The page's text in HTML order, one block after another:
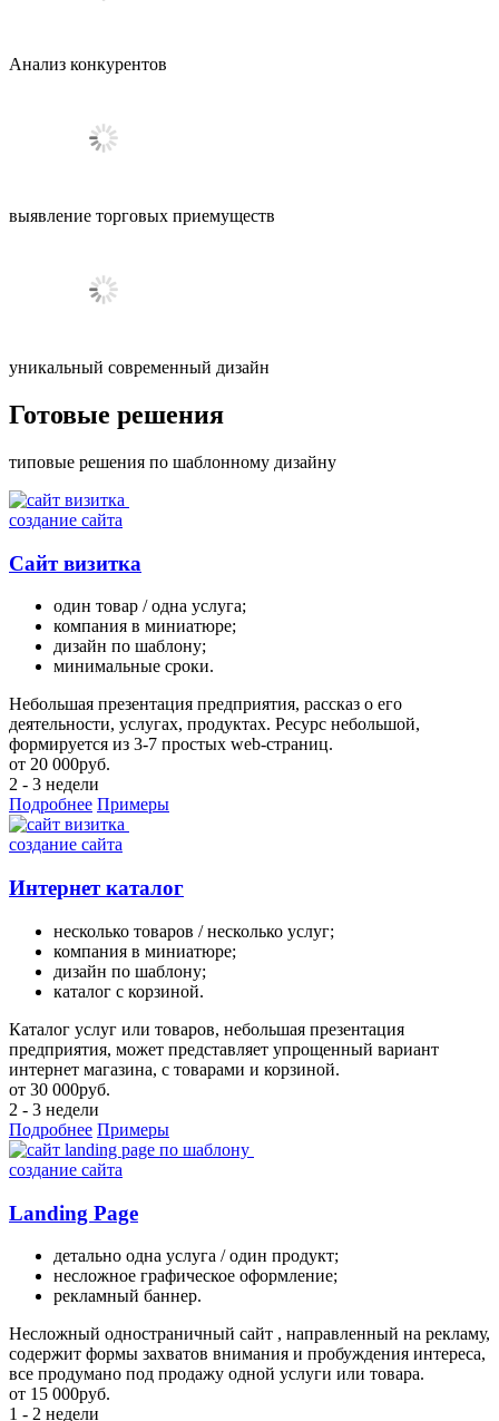
Анализ конкурентов
выявление торговых приемуществ
уникальный современный дизайн
Готовые решения
типовые решения по шаблонному дизайну
создание сайта
Сайт визитка
один товар / одна услуга;
компания в миниатюре;
дизайн по шаблону;
минимальные сроки.
Небольшая презентация предприятия, рассказ о его
деятельности, услугах, продуктах. Ресурс небольшой,
формируется из 3-7 простых web-страниц.
от 20 000руб.
2 - 3 недели
Подробнее Примеры
создание сайта
Интернет каталог
несколько товаров / несколько услуг;
компания в миниатюре;
дизайн по шаблону;
каталог с корзиной.
Каталог услуг или товаров, небольшая презентация
предприятия, может представляет упрощенный вариант
интернет магазина, с товарами и корзиной.
от 30 000руб.
2 - 3 недели
Подробнее Примеры
создание сайта
Landing Page
детально одна услуга / один продукт;
несложное графическое оформление;
рекламный баннер.
Несложный одностраничный сайт , направленный на рекламу,
содержит формы захватов внимания и пробуждения интереса,
все продумано под продажу одной услуги или товара.
от 15 000руб.
1 - 2 недели